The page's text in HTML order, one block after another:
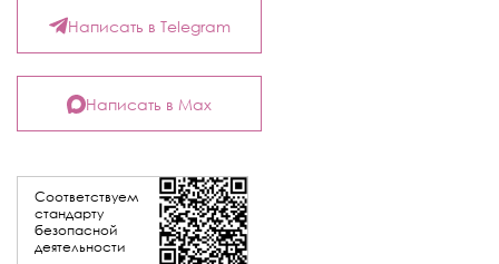
Соответствуем
стандарту
безопасной
деятельности
Написать в Telegram
Написать в Max